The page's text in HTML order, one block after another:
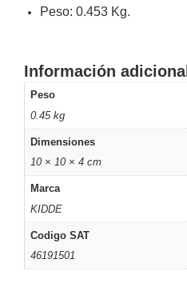
de
Alimentación
Respaldo
de Largo
Alcance
- No Break
Sistemas
Peso: 0.453 Kg.
Información adicional
Peso
0.45 kg
Dimensiones
10 × 10 × 4 cm
Marca
KIDDE
Codigo SAT
46191501